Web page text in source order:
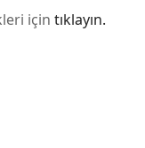
için tıklayın.